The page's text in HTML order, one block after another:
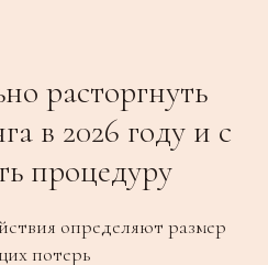
расторгнуть
в 2026 году и с
процедуру
определяют размер
потерь